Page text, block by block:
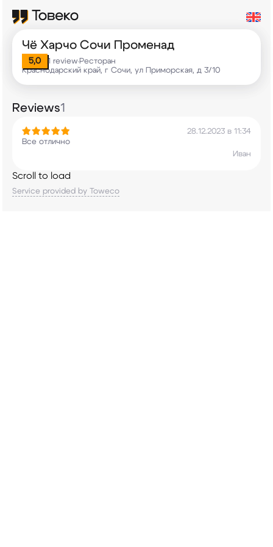
Чё Харчо Сочи Променад
5,0 1 review•Ресторан
Краснодарский край, г Сочи, ул Приморская, д 3/10
Reviews1
28.12.2023 в 11:34
Все отлично
Иван
Scroll to load
Service provided by Toweco